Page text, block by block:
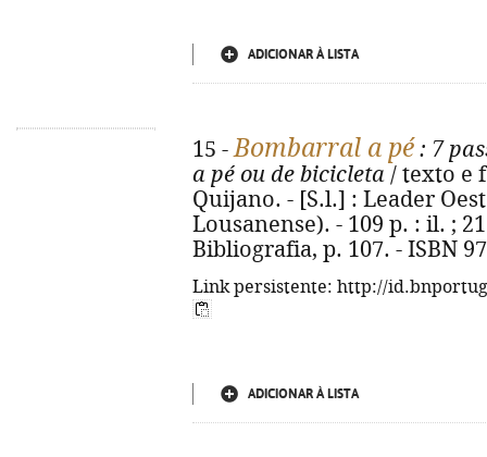
ADICIONAR À LISTA
15 -Bombarral a pé : 7
a pé ou de bicicleta / texto e
Quijano. - [S.l.] : Leader
Lousanense). - 109 p. : il. ;
Bibliografia, p. 107. - ISBN
Link persistente: http://
ADICIONAR À LISTA